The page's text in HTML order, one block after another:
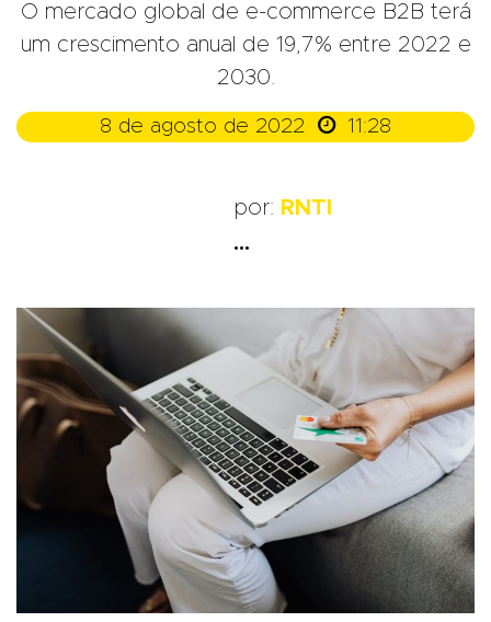
O mercado global de e-commerce B2B terá
um crescimento anual de 19,7% entre 2022 e
2030.
8 de agosto de 2022  11:28
por: RNTI
...